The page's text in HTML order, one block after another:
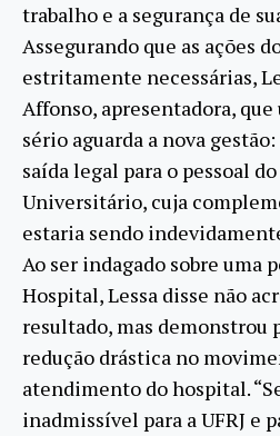
trabalho e a segurança de
Assegurando que as ações
estritamente necessárias,
Affonso, apresentadora,
sério aguarda a nova
saída legal para o pessoal
Universitário, cuja
estaria sendo
Ao ser indagado sobre uma
Hospital, Lessa disse não
resultado, mas demonstrou
redução drástica no
atendimento do hospital.
inadmissível para a UFRJ e